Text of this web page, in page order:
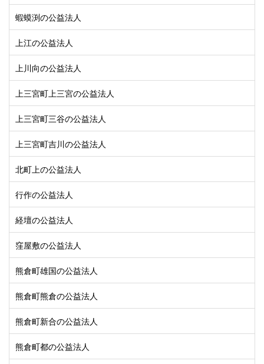
蝦蟆渕の公益法人
上江の公益法人
上川向の公益法人
上三宮町上三宮の公益法人
上三宮町三谷の公益法人
上三宮町吉川の公益法人
北町上の公益法人
行作の公益法人
経壇の公益法人
窪屋敷の公益法人
熊倉町雄国の公益法人
熊倉町熊倉の公益法人
熊倉町新合の公益法人
熊倉町都の公益法人